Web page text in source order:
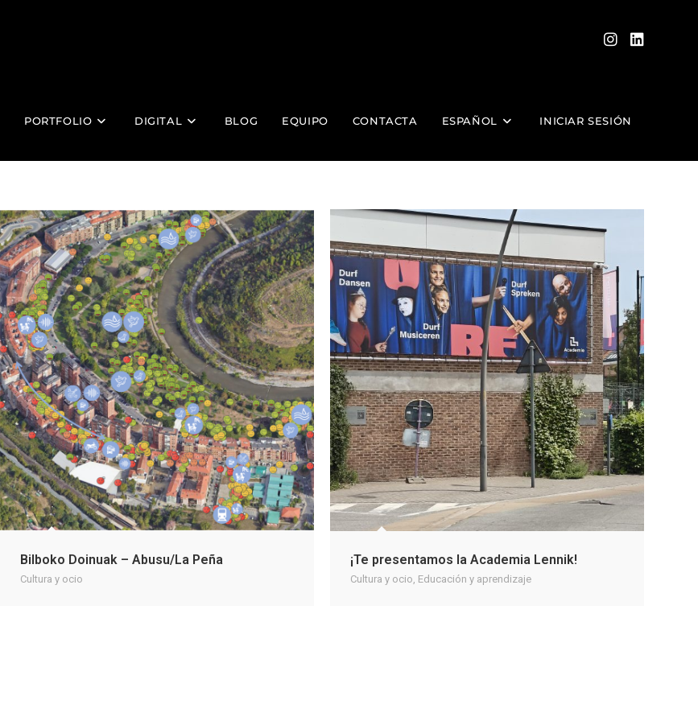
PORTFOLIO DIGITAL BLOG EQUIPO CONTACTA ESPAÑOL INICIAR SESIÓN
Bilboko Doinuak – Abusu/La Peña
Cultura y ocio
¡Te presentamos la Academia Lennik!
Cultura y ocio, Educación y aprendizaje